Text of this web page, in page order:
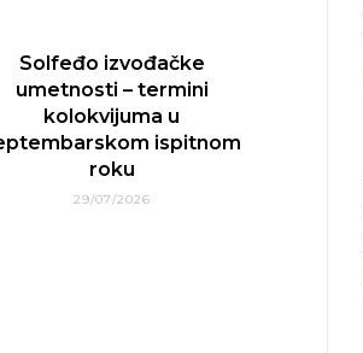
Solfeđo izvođačke
umetnosti – termini
kolokvijuma u
ispitnom
roku
29/07/2026